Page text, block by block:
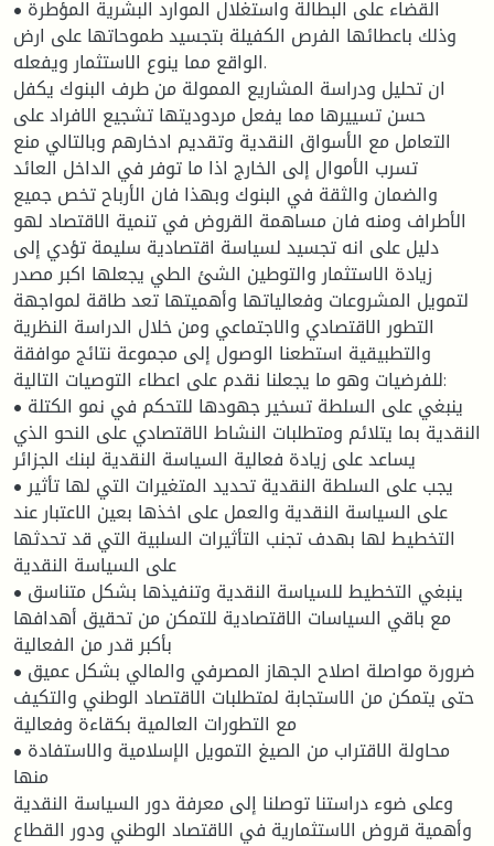
• القضاء على البطالة واستغلال الموارد البشرية المؤطرة
وذلك باعطائها الفرص الكفيلة بتجسيد طموحاتها على ارض
الواقع مما ينوع الاستثمار ويفعله.
ان تحليل ودراسة المشاريع الممولة من طرف البنوك يكفل
حسن تسييرها مما يفعل مردوديتها تشجيع الافراد على
التعامل مع الأسواق النقدية وتقديم ادخارهم وبالتالي منع
تسرب الأموال إلى الخارج اذا ما توفر في الداخل العائد
والضمان والثقة في البنوك وبهذا فان الأرباح تخص جميع
الأطراف ومنه فان مساهمة القروض في تنمية الاقتصاد لهو
دليل على انه تجسيد لسياسة اقتصادية سليمة تؤدي إلى
زيادة الاستثمار والتوطين الشئ الطي يجعلها اكبر مصدر
لتمويل المشروعات وفعالياتها وأهميتها تعد طاقة لمواجهة
التطور الاقتصادي والاجتماعي ومن خلال الدراسة النظرية
والتطبيقية استطعنا الوصول إلى مجموعة نتائج موافقة
للفرضيات وهو ما يجعلنا نقدم على اعطاء التوصيات التالية:
• ينبغي على السلطة تسخير جهودها للتحكم في نمو الكتلة
النقدية بما يتلائم ومتطلبات النشاط الاقتصادي على النحو الذي
يساعد على زيادة فعالية السياسة النقدية لبنك الجزائر
• يجب على السلطة النقدية تحديد المتغيرات التي لها تأثير
على السياسة النقدية والعمل على اخذها بعين الاعتبار عند
التخطيط لها بهدف تجنب التأثيرات السلبية التي قد تحدثها
على السياسة النقدية
• ينبغي التخطيط للسياسة النقدية وتنفيذها بشكل متناسق
مع باقي السياسات الاقتصادية للتمكن من تحقيق أهدافها
بأكبر قدر من الفعالية
• ضرورة مواصلة اصلاح الجهاز المصرفي والمالي بشكل عميق
حتى يتمكن من الاستجابة لمتطلبات الاقتصاد الوطني والتكيف
مع التطورات العالمية بكقاءة وفعالية
• محاولة الاقتراب من الصيغ التمويل الإسلامية والاستفادة
منها
وعلى ضوء دراستنا توصلنا إلى معرفة دور السياسة النقدية
وأهمية قروض الاستثمارية في الاقتصاد الوطني ودور القطاع